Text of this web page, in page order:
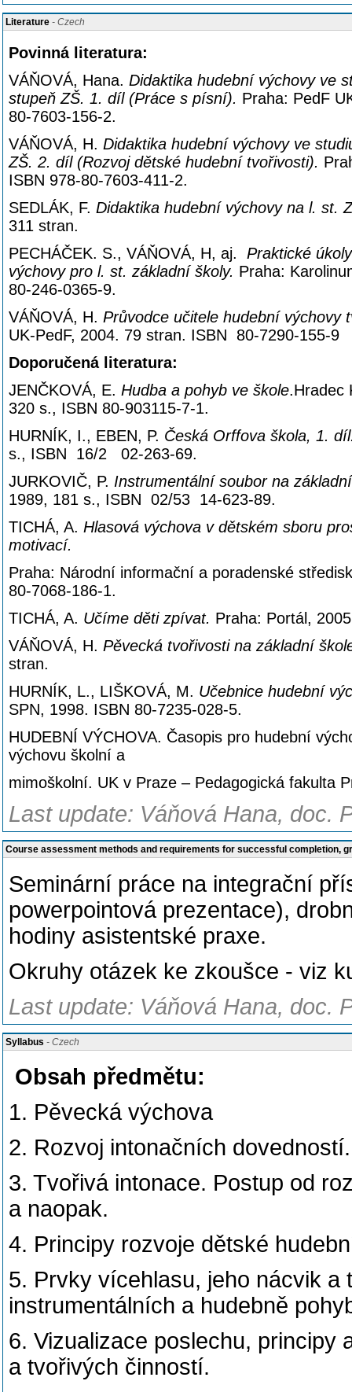
Literature - Czech
Povinná literatura:
VÁŇOVÁ, Hana. Didaktika hudební výchovy ve
stupeň ZŠ. 1. díl (Práce s písní). Praha: PedF
80-7603-156-2.
VÁŇOVÁ, H. Didaktika hudební výchovy ve
ZŠ. 2. díl (Rozvoj dětské hudební tvořivosti).
ISBN 978-80-7603-411-2.
SEDLÁK, F. Didaktika hudební výchovy na l. st.
311 stran.
PECHÁČEK. S., VÁŇOVÁ, H, aj. Praktické
výchovy pro l. st. základní školy. Praha:
80-246-0365-9.
VÁŇOVÁ, H. Průvodce učitele hudební výchovy
UK-PedF, 2004. 79 stran. ISBN 80-7290-155-9
Doporučená literatura:
JENČKOVÁ, E. Hudba a pohyb ve škole.Hradec
320 s., ISBN 80-903115-7-1.
HURNÍK, I., EBEN, P. Česká Orffova škola, 1.
s., ISBN 16/2 02-263-69.
JURKOVIČ, P. Instrumentální soubor na
1989, 181 s., ISBN 02/53 14-623-89.
TICHÁ, A. Hlasová výchova v dětském sboru
motivací.
Praha: Národní informační a poradenské
80-7068-186-1.
TICHÁ, A. Učíme děti zpívat. Praha: Portál,
VÁŇOVÁ, H. Pěvecká tvořivosti na základní
stran.
HURNÍK, L., LIŠKOVÁ, M. Učebnice hudební
SPN, 1998. ISBN 80-7235-028-5.
HUDEBNÍ VÝCHOVA. Časopis pro hudební
výchovu školní a
mimoškolní. UK v Praze – Pedagogická fakulta
Last update: Váňová Hana, doc.
Course assessment methods and requirements for successful completion,
Seminární práce na integrační
powerpointová prezentace),
hodiny asistentské praxe.
Okruhy otázek ke zkoušce - viz
Last update: Váňová Hana, doc.
Syllabus - Czech
Obsah předmětu:
1. Pěvecká výchova
2. Rozvoj intonačních
3. Tvořivá intonace. Postup od
a naopak.
4. Principy rozvoje dětské
5. Prvky vícehlasu, jeho nácvik
instrumentálních a hudebně
6. Vizualizace poslechu,
a tvořivých činností.